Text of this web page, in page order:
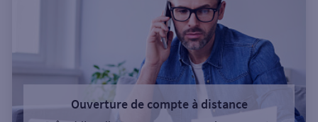
Ouverture de compte à distance